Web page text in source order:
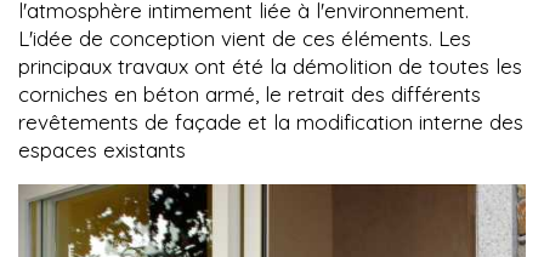
l'atmosphère intimement liée à l'environnement.
L'idée de conception vient de ces éléments. Les
principaux travaux ont été la démolition de toutes les
corniches en béton armé, le retrait des différents
revêtements de façade et la modification interne des
espaces existants